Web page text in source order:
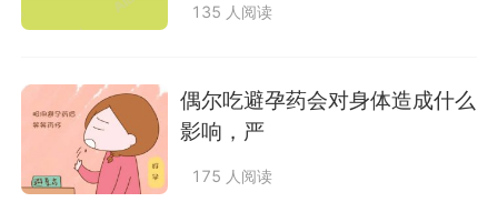
135 人阅读
偶尔吃避孕药会对身体造成什么
影响，严
175 人阅读